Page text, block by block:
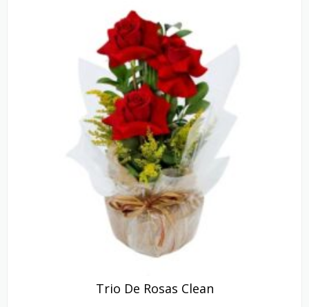
Trio De Rosas Clean